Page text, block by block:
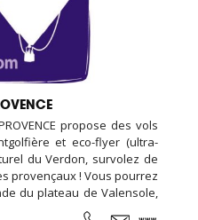
propose des vols
et eco-flyer (ultra-
du Verdon, survolez de
provençaux ! Vous pourrez
du plateau de Valensole,
du Verdon tout en